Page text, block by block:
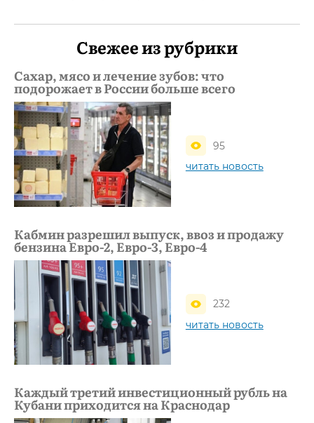
Свежее из рубрики
Сахар, мясо и лечение зубов: что
подорожает в России больше всего
95
читать новость
Кабмин разрешил выпуск, ввоз и продажу
бензина Евро-2, Евро-3, Евро-4
232
читать новость
Каждый третий инвестиционный рубль на
Кубани приходится на Краснодар